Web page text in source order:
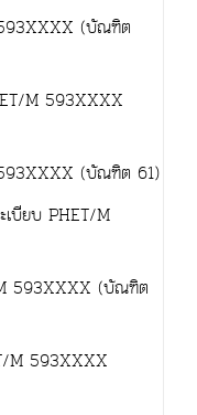
(บัณฑิต
M 593XXXX
(บัณฑิต 61)
บียบ PHET/M
593XXXX (บัณฑิต
M 593XXXX